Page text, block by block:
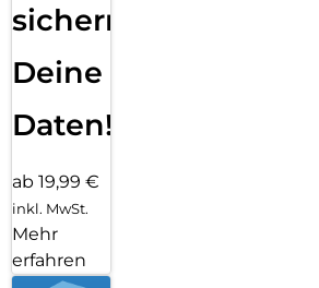
sichern
Deine
Daten!
ab 19,99 €
inkl. MwSt.
Mehr
erfahren